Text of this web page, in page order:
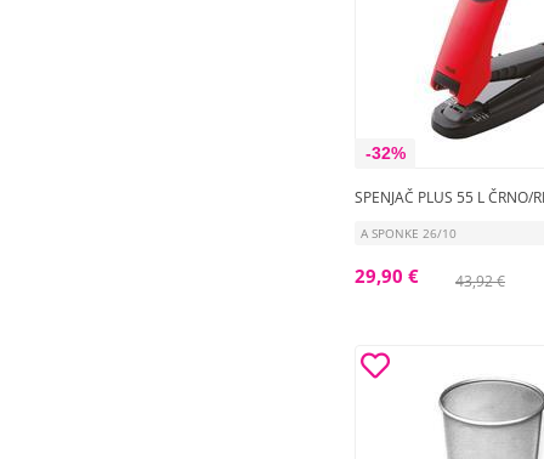
-32%
SPENJAČ PLUS 55 L ČRNO/
A SPONKE 26/10
43,92 €
29,90 €